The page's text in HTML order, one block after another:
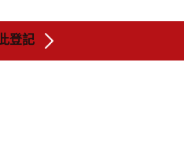
登記